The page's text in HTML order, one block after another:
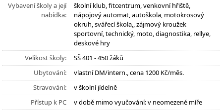
Vybavení školy a její
nabídka:
školní klub, fitcentrum, venkovní hřiště,
nápojový automat, autoškola, motokrosový
okruh, svářecí škola,, zájmový kroužek
sportovní, technický, moto, diagnostika, rellye,
deskové hry
Velikost školy:
SŠ 401 - 450 žáků
Ubytování:
vlastní DM/intern., cena 1200 Kč/měs.
Stravování:
v školní jídelně
Přístup k PC
v době mimo vyučování: v neomezené míře